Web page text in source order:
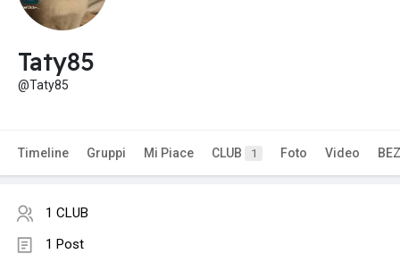
Taty85
@Taty85
Timeline Gruppi Mi Piace CLUB 1 Foto Video BEZ
1 CLUB
1 Post